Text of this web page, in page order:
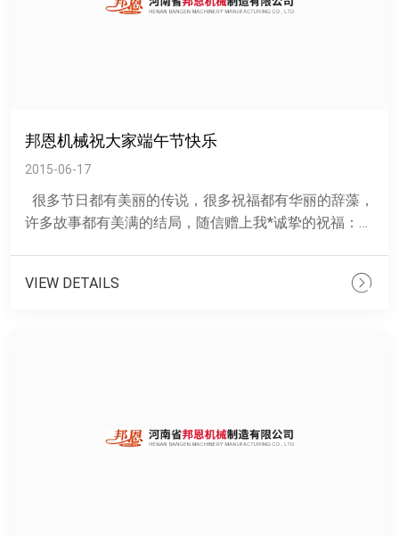
邦恩机械祝大家端午节快乐
2015-06-17
很多节日都有美丽的传说，很多祝福都有华丽的辞藻，
许多故事都有美满的结局，随信赠上我*诚挚的祝福：端
VIEW DETAILS